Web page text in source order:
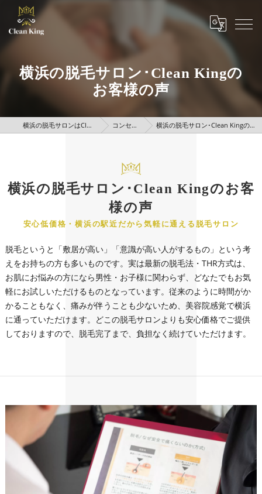
横浜の脱毛サロン･Clean Kingの
お客様の声
横浜の脱毛サロンはClean King コンセプト 横浜の脱毛サロン･Clean Kingのお客様の声
安心低価格・横浜の駅近だから気軽に通える脱毛サロン
横浜の脱毛サロン･Clean Kingのお客
様の声
脱毛というと「敷居が高い」「意識が高い人がするもの」という考
えをお持ちの方も多いものです。実は最新の脱毛法・THR方式は、
お肌にお悩みの方になら男性・お子様に関わらず、どなたでもお気
軽にお試しいただけるものとなっています。従来のように時間がか
かることもなく、痛みが伴うことも少ないため、美容院感覚で横浜
に通っていただけます。どこの脱毛サロンよりも安心価格でご提供
しておりますので、脱毛完了まで、負担なく続けていただけます。